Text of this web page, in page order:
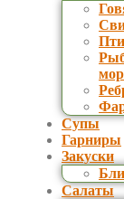
Супы
Гарниры
Закуски
Салаты